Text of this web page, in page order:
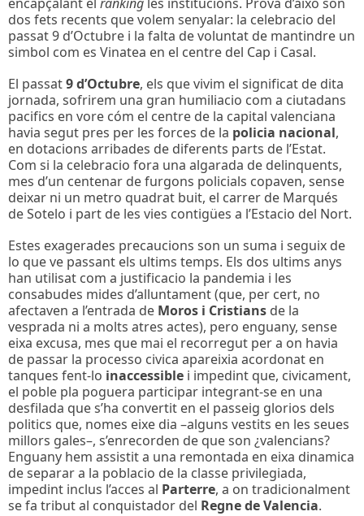
dos fets recents que volem senyalar: la celebracio del
passat 9 d’Octubre i la falta de voluntat de mantindre un
simbol com es Vinatea en el centre del Cap i Casal.
El passat9 d’Octubre, els que vivim el significat de dita
jornada, sofrirem una gran humiliacio com a ciutadans
pacifics en vore cóm el centre de la capital valenciana
havia segut pres per les forces de la policia nacional,
en dotacions arribades de diferents parts de l’Estat.
Com si la celebracio fora una algarada de delinquents,
mes d’un centenar de furgons policials copaven, sense
deixar ni un metro quadrat buit, el carrer de Marqués
de Sotelo i part de les vies contigües a l’Estacio del Nort.
Estes exagerades precaucions son un suma i seguix de
lo que ve passant els ultims temps. Els dos ultims anys
han utilisat com a justificacio la pandemia i les
consabudes mides d’alluntament (que, per cert, no
afectaven a l’entrada de Moros i Cristians de la
vesprada ni a molts atres actes), pero enguany, sense
eixa excusa, mes que mai el recorregut per a on havia
de passar la processo civica apareixia acordonat en
tanques fent-lo inaccessible i impedint que, civicament,
el poble pla poguera participar integrant-se en una
desfilada que s’ha convertit en el passeig glorios dels
politics que, nomes eixe dia –alguns vestits en les seues
millors gales–, s’enrecorden de que son ¿valencians?
Enguany hem assistit a una remontada en eixa dinamica
de separar a la poblacio de la classe privilegiada,
impedint inclus l’acces al Parterre, a on tradicionalment
se fa tribut al conquistador del Regne de Valencia.